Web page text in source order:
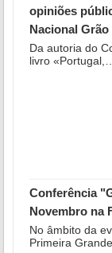
opiniões
Nacional Grão
Da autoria do
livro «Portugal,…
Conferência
Novembro na
No âmbito da
Primeira